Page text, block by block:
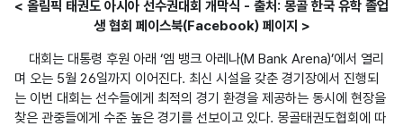
< 올림픽 태권도 아시아 선수권대회 개막식 - 출처: 몽골 한국 유학 졸업
생 협회 페이스북(Facebook) 페이지 >
며 오는 5월 26일까지 이어진다. 최신 시설을 갖춘 경기장에서 진행되
는 이번 대회는 선수들에게 최적의 경기 환경을 제공하는 동시에 현장을
찾은 관중들에게 수준 높은 경기를 선보이고 있다. 몽골태권도협회에 따